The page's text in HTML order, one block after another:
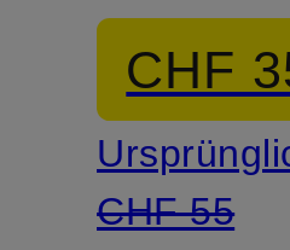
Fit mit
Leinen
CHF
CHF 55